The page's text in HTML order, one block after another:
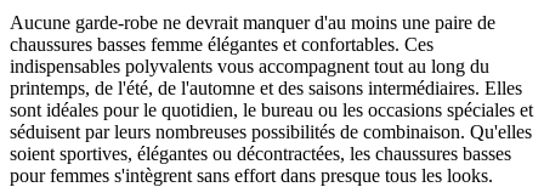
Aucune garde-robe ne devrait manquer d'au moins une paire de
chaussures basses femme élégantes et confortables. Ces
indispensables polyvalents vous accompagnent tout au long du
printemps, de l'été, de l'automne et des saisons intermédiaires. Elles
sont idéales pour le quotidien, le bureau ou les occasions spéciales et
séduisent par leurs nombreuses possibilités de combinaison. Qu'elles
soient sportives, élégantes ou décontractées, les chaussures basses
pour femmes s'intègrent sans effort dans presque tous les looks.